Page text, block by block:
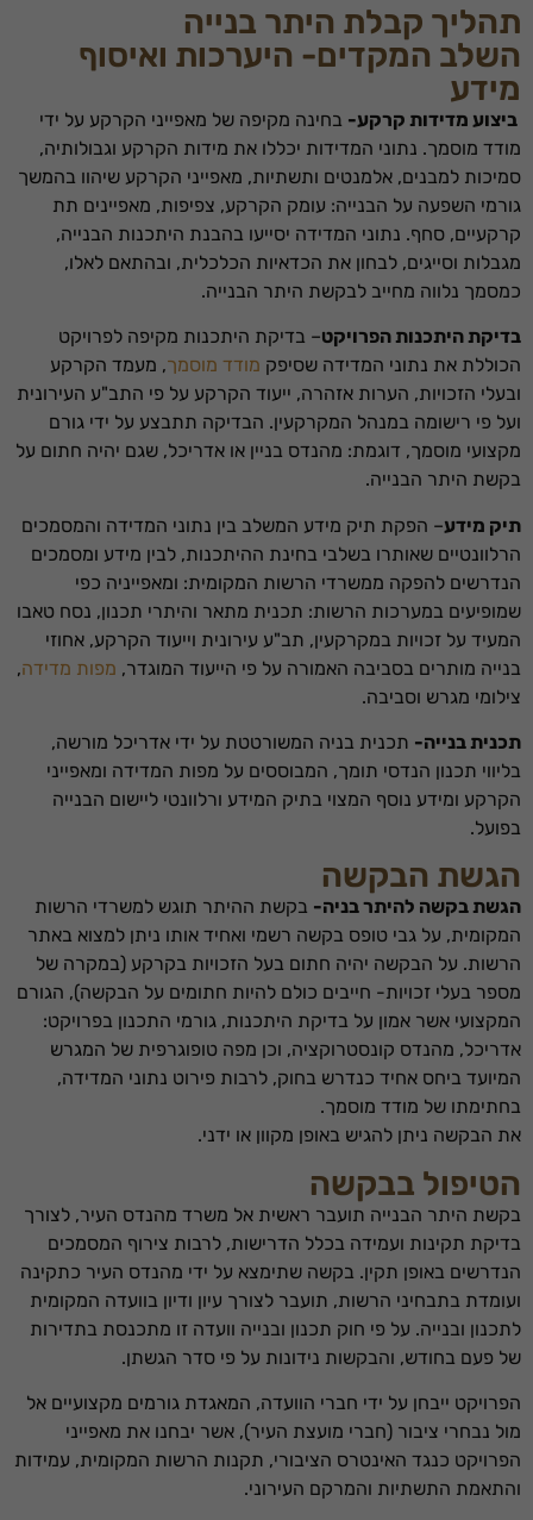
תהליך קבלת היתר בנייה
השלב המקדים- היערכות ואיסוף
מידע
ביצוע מדידות קרקע- בחינה מקיפה של מאפייני הקרקע על ידי
מודד מוסמך. נתוני המדידות יכללו את מידות הקרקע וגבולותיה,
סמיכות למבנים, אלמנטים ותשתיות, מאפייני הקרקע שיהוו בהמשך
גורמי השפעה על הבנייה: עומק הקרקע, צפיפות, מאפיינים תת
קרקעיים, סחף. נתוני המדידה יסייעו בהבנת היתכנות הבנייה,
מגבלות וסייגים, לבחון את הכדאיות הכלכלית, ובהתאם לאלו,
כמסמך נלווה מחייב לבקשת היתר הבנייה.
בדיקת היתכנות הפרויקט– בדיקת היתכנות מקיפה לפרויקט
הכוללת את נתוני המדידה שסיפק מודד מוסמך, מעמד הקרקע
ובעלי הזכויות, הערות אזהרה, ייעוד הקרקע על פי התב"ע העירונית
ועל פי רישומה במנהל המקרקעין. הבדיקה תתבצע על ידי גורם
מקצועי מוסמך, דוגמת: מהנדס בניין או אדריכל, שגם יהיה חתום על
בקשת היתר הבנייה.
תיק מידע– הפקת תיק מידע המשלב בין נתוני המדידה והמסמכים
הרלוונטיים שאותרו בשלבי בחינת ההיתכנות, לבין מידע ומסמכים
הנדרשים להפקה ממשרדי הרשות המקומית: ומאפייניה כפי
שמופיעים במערכות הרשות: תכנית מתאר והיתרי תכנון, נסח טאבו
המעיד על זכויות במקרקעין, תב"ע עירונית וייעוד הקרקע, אחוזי
בנייה מותרים בסביבה האמורה על פי הייעוד המוגדר, מפות מדידה,
צילומי מגרש וסביבה.
תכנית בנייה- תכנית בניה המשורטטת על ידי אדריכל מורשה,
בליווי תכנון הנדסי תומך, המבוססים על מפות המדידה ומאפייני
הקרקע ומידע נוסף המצוי בתיק המידע ורלוונטי ליישום הבנייה
בפועל.
הגשת הבקשה
הגשת בקשה להיתר בניה- בקשת ההיתר תוגש למשרדי הרשות
המקומית, על גבי טופס בקשה רשמי ואחיד אותו ניתן למצוא באתר
הרשות. על הבקשה יהיה חתום בעל הזכויות בקרקע (במקרה של
מספר בעלי זכויות- חייבים כולם להיות חתומים על הבקשה), הגורם
המקצועי אשר אמון על בדיקת היתכנות, גורמי התכנון בפרויקט:
אדריכל, מהנדס קונסטרוקציה, וכן מפה טופוגרפית של המגרש
המיועד ביחס אחיד כנדרש בחוק, לרבות פירוט נתוני המדידה,
בחתימתו של מודד מוסמך.
את הבקשה ניתן להגיש באופן מקוון או ידני.
הטיפול בבקשה
בקשת היתר הבנייה תועבר ראשית אל משרד מהנדס העיר, לצורך
בדיקת תקינות ועמידה בכלל הדרישות, לרבות צירוף המסמכים
הנדרשים באופן תקין. בקשה שתימצא על ידי מהנדס העיר כתקינה
ועומדת בתבחיני הרשות, תועבר לצורך עיון ודיון בוועדה המקומית
לתכנון ובנייה. על פי חוק תכנון ובנייה וועדה זו מתכנסת בתדירות
של פעם בחודש, והבקשות נידונות על פי סדר הגשתן.
הפרויקט ייבחן על ידי חברי הוועדה, המאגדת גורמים מקצועיים אל
מול נבחרי ציבור (חברי מועצת העיר), אשר יבחנו את מאפייני
הפרויקט כנגד האינטרס הציבורי, תקנות הרשות המקומית, עמידות
והתאמת התשתיות והמרקם העירוני.